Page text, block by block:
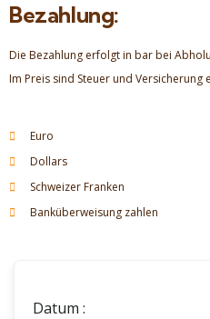
Bezahlung:
Die Bezahlung erfolgt in bar bei
Im Preis sind Steuer und Versicherung
Euro
Dollars
Schweizer Franken
Banküberweisung zahlen
Datum :